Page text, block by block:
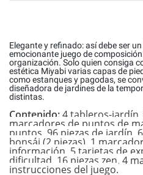
Elegante y refinado: así debe ser
emocionante juego de
organización. Solo quien consiga
estética Miyabi varias capas de
como estanques y pagodas, se
diseñadora de jardines de la
distintas.
Contenido:4 tableros-
marcadores de puntos de
puntos, 96 piezas de jardín,
bonsái (2 piezas), 1
información, 5 tarjetas de
dificultad, 16 piezas zen, 4
instrucciones del juego.